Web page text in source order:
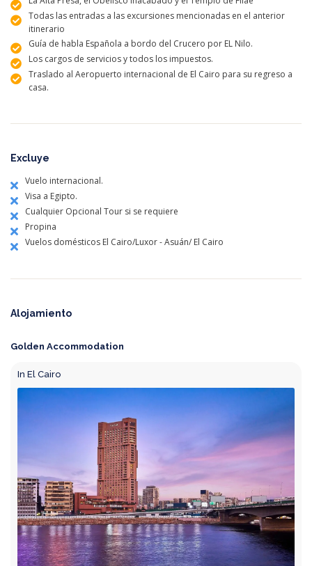
Todas las entradas a las excursiones mencionadas en el anterior
itinerario
Guía de habla Española a bordo del Crucero por EL Nilo.
Los cargos de servicios y todos los impuestos.
Traslado al Aeropuerto internacional de El Cairo para su regreso a
casa.
Excluye
Vuelo internacional.
Visa a Egipto.
Cualquier Opcional Tour si se requiere
Propina
Vuelos domésticos El Cairo/Luxor - Asuán/ El Cairo
Alojamiento
Golden Accommodation
In El Cairo